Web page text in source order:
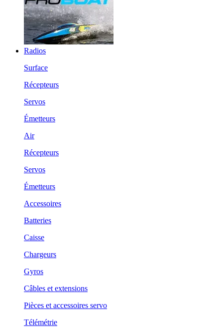
Radios
Surface
Récepteurs
Servos
Émetteurs
Air
Récepteurs
Servos
Émetteurs
Accessoires
Batteries
Caisse
Chargeurs
Gyros
Câbles et extensions
Pièces et accessoires servo
Télémétrie